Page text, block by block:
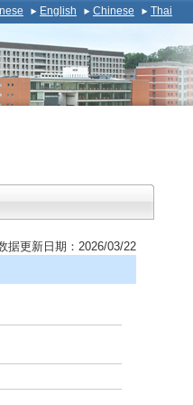
English Chinese Thai
据更新日期：2026/03/22